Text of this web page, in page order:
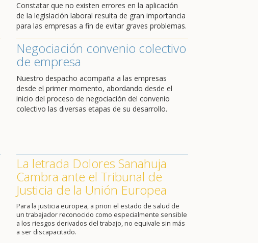
Constatar que no existen errores en la aplicación
de la legislación laboral resulta de gran importancia
para las empresas a fin de evitar graves problemas.
Negociación convenio colectivo
de empresa
Nuestro despacho acompaña a las empresas
desde el primer momento, abordando desde el
inicio del proceso de negociación del convenio
colectivo las diversas etapas de su desarrollo.
La letrada Dolores Sanahuja
Cambra ante el Tribunal de
Justicia de la Unión Europea
Para la justicia europea, a priori el estado de salud de
un trabajador reconocido como especialmente sensible
a los riesgos derivados del trabajo, no equivale sin más
a ser discapacitado.